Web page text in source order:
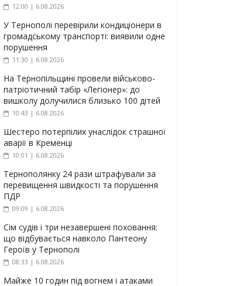
12:00 | 6.08.2026
У Тернополі перевірили кондиціонери в
громадському транспорті: виявили одне
порушення
11:30 | 6.08.2026
На Тернопільщині провели військово-
патріотичний табір «Легіонер»: до
вишколу долучилися близько 100 дітей
10:43 | 6.08.2026
Шестеро потерпілих унаслідок страшної
аварії в Кременці
10:01 | 6.08.2026
Тернополянку 24 рази штрафували за
перевищення швидкості та порушення
ПДР
09:09 | 6.08.2026
Сім судів і три незавершені поховання:
що відбувається навколо Пантеону
Героїв у Тернополі
08:33 | 6.08.2026
Майже 10 годин під вогнем і атаками